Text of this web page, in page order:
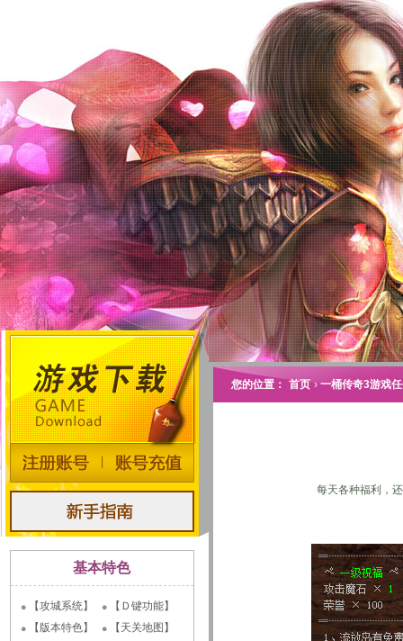
基本特色
【攻城系统】
【Ｄ键功能】
【版本特色】
【天关地图】
您的位置： 首页 › 一桶传奇3游戏
每天各种福利，还